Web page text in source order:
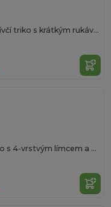
JAMAICA Dámské/dívčí triko s krátkým rukávem
Pánské dlouhé tričko s 4-vrstvým límcem a bez manžet